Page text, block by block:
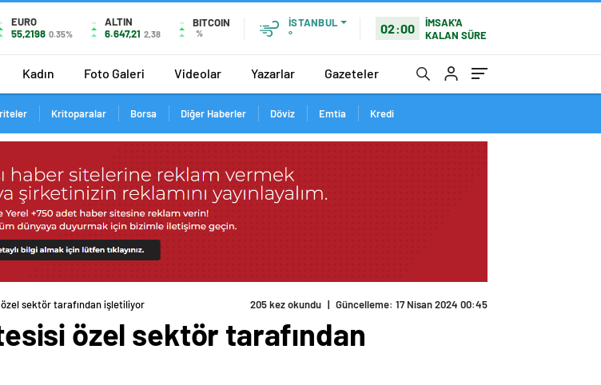
EURO
55,2198 0.35%
ALTIN
6.647,21 2,38
BITCOIN
%
İSTANBUL
°
02:00
İMSAK'A
KALAN SÜRE
Kadın Foto Galeri Videolar Yazarlar Gazeteler
Kritoparalar Borsa Diğer Haberler Döviz Emtia Kredi
sektör tarafından işletiliyor 205 kez okundu | Güncelleme: 17 Nisan 2024 00:45
özel sektör tarafından